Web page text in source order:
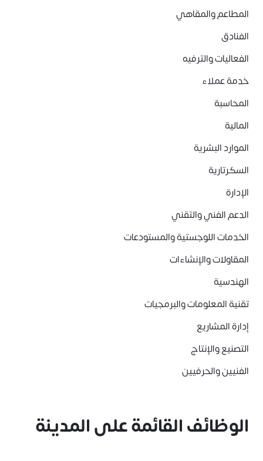
المطاعم والمقاهي
الفنادق
الفعاليات والترفيه
خدمة عملاء
المحاسبة
المالية
الموارد البشرية
السكرتارية
الإدارة
الدعم الفني والتقني
الخدمات اللوجستية والمستودعات
المقاولات والإنشاءات
الهندسية
تقنية المعلومات والبرمجيات
إدارة المشاريع
التصنيع والإنتاج
الفنيين والحرفيين
الوظائف القائمة على المدينة